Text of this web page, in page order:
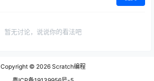
暂无讨论，说说你的看法吧
Copyright © 2026 Scratch编程